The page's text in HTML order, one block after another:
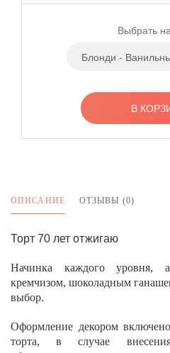
Выбрать
Блонди -
В
ОПИСАНИЕ ОТЗЫВЫ (0)
Торт 70 лет отжигаю
Начинка каждого уровня,
кремчизом, шоколадным
выбор.
Оформление декором
торта, в случае